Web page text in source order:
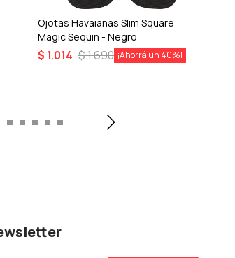
Ojotas Havaianas Slim Square
Magic Sequin - Negro
$ 1.014 $1.690 40